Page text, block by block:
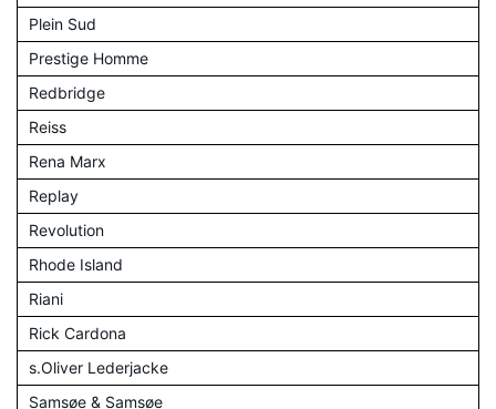
Plein Sud
Prestige Homme
Redbridge
Reiss
Rena Marx
Replay
Revolution
Rhode Island
Riani
Rick Cardona
s.Oliver Lederjacke
Samsøe & Samsøe